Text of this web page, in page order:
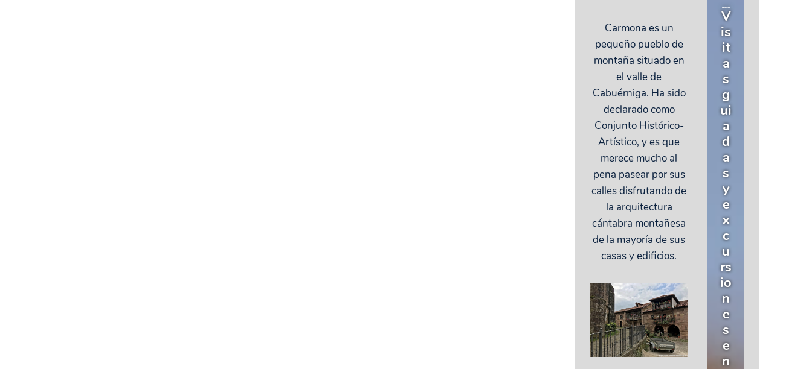
Carmona es un
pequeño pueblo de
montaña situado en
el valle de
Cabuérniga. Ha sido
declarado como
Conjunto Histórico-
Artístico, y es que
merece mucho al
pena pasear por sus
calles disfrutando de
la arquitectura
cántabra montañesa
de la mayoría de sus
casas y edificios.
V
is
it
a
s
g
ui
a
d
a
s
y
e
x
c
u
rs
io
n
e
s
e
n